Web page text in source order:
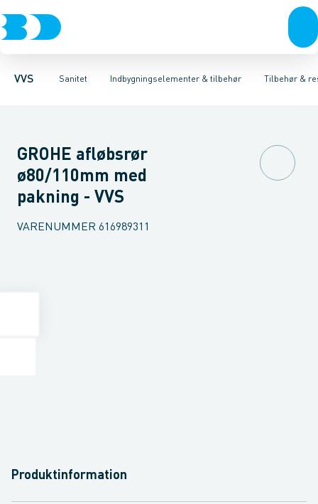
VVS Sanitet
Rør & fittingsPressfittings & rørKuglehaner & ventilerAfløb
Indbygningselementer & tilbehør
Toiletter, sæder og cisternerVaskeArmaturerBrusereTilbehør &
Høje Indbygnings elementerLave Indbygnings elementer
GROHE afløbsrør
ø80/110mm med
pakning - VVS
VARENUMMER 616989311
Produktinformation